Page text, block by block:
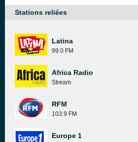
Stations reliées
Latina
99.0 FM
Africa Radio
Stream
RFM
103.9 FM
Europe 1